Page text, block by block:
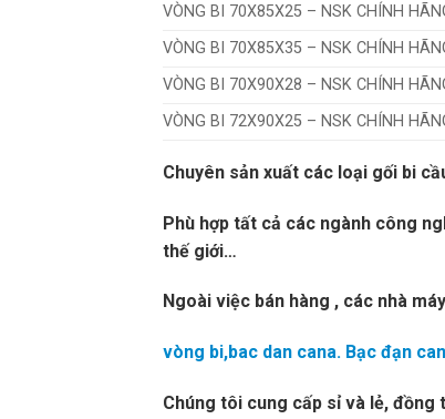
VÒNG BI 70X85X25 – NSK CHÍNH
VÒNG BI 70X85X35 – NSK CHÍNH
VÒNG BI 70X90X28 – NSK CHÍNH
VÒNG BI 72X90X25 – NSK CHÍNH
Chuyên sản xuất các loại gối bi
Phù hợp tất cả các ngành công
thế giới…
Ngoài việc bán hàng , các nhà
vòng bi,bac dan cana. Bạc đạn
Chúng tôi cung cấp sỉ và lẻ,